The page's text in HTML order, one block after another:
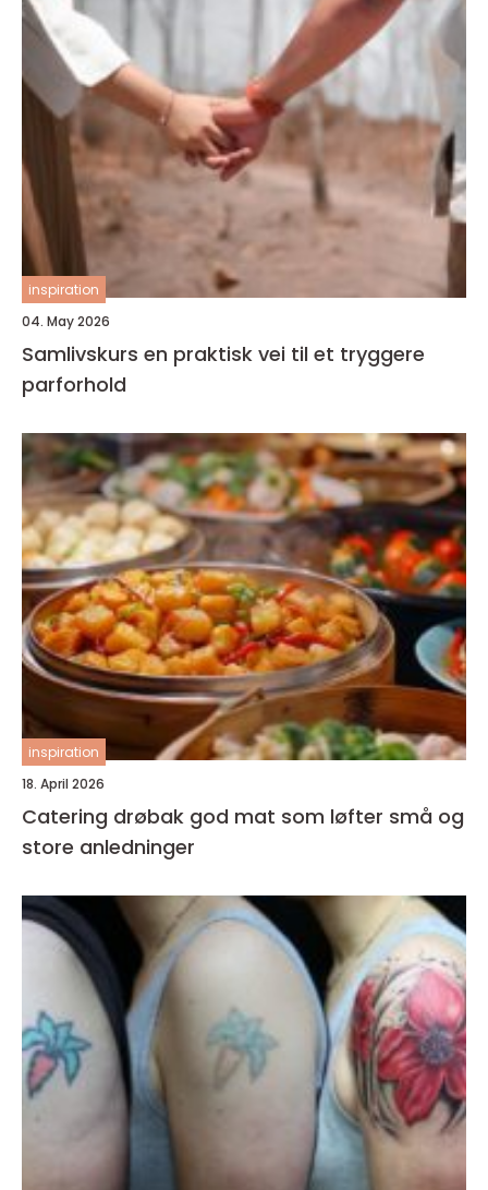
inspiration
04. May 2026
Samlivskurs en praktisk vei til et tryggere
parforhold
inspiration
18. April 2026
Catering drøbak god mat som løfter små og
store anledninger